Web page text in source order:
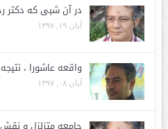
در آن شبی که دکتر
آبان ۱۹, ۱۳۹۷
واقعه عاشورا ،
آبان ۰۸, ۱۳۹۷